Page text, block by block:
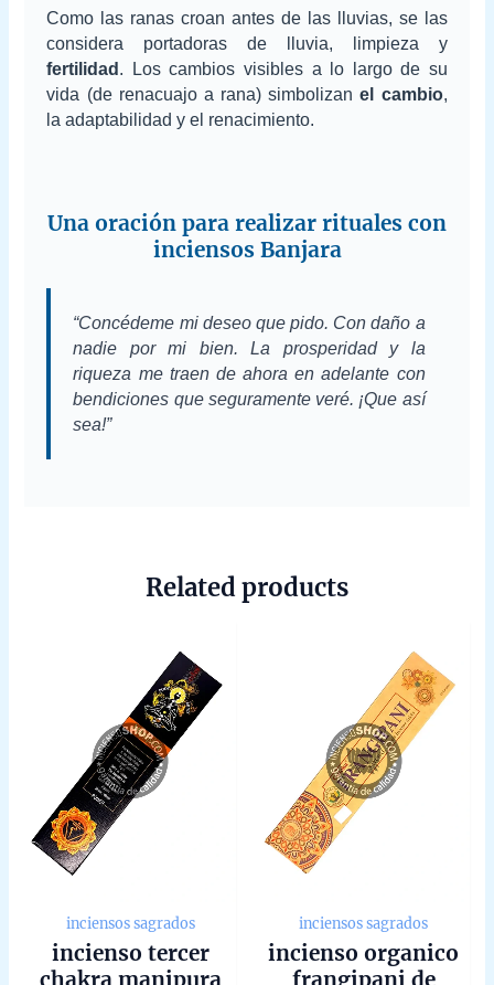
Como las ranas croan antes de las lluvias, se las
considera portadoras de lluvia, limpieza y
fertilidad . Los cambios visibles a lo largo de su
vida (de renacuajo a rana) simbolizanel cambio,
la adaptabilidad y el renacimiento.
Una oración para realizar rituales con
inciensos Banjara
“Concédeme mi deseo que pido. Con daño a
nadie por mi bien. La prosperidad y la
riqueza me traen de ahora en adelante con
bendiciones que seguramente veré. ¡Que así
sea!”
Related products
inciensos sagrados
incienso tercer
chakra manipura
inciensos sagrados
incienso organico
frangipani de